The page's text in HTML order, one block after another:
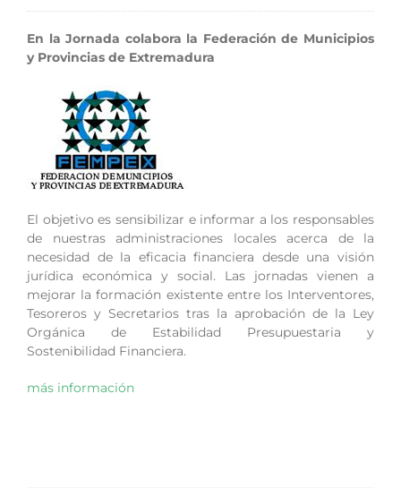
En la Jornada colabora la Federación de Municipios
y Provincias de Extremadura
El objetivo es sensibilizar e informar a los responsables
de nuestras administraciones locales acerca de la
necesidad de la eficacia financiera desde una visión
jurídica económica y social. Las jornadas vienen a
mejorar la formación existente entre los Interventores,
Tesoreros y Secretarios tras la aprobación de la Ley
Orgánica de Estabilidad Presupuestaria y
Sostenibilidad Financiera.
más información